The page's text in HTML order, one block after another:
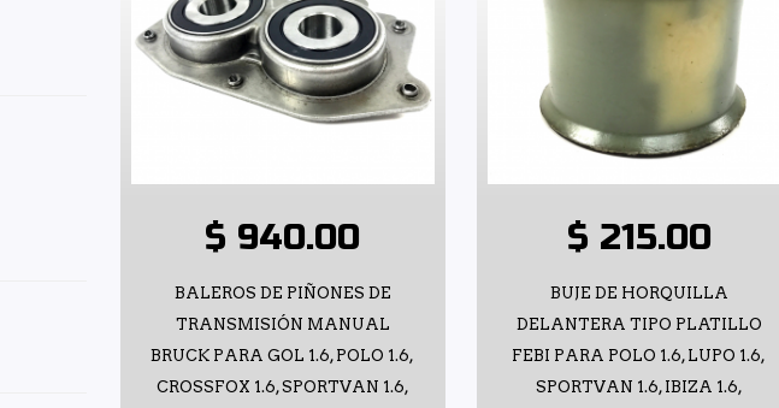
$ 940.00
BALEROS DE PIÑONES DE
TRANSMISIÓN MANUAL
BRUCK PARA GOL 1.6, POLO 1.6,
CROSSFOX 1.6, SPORTVAN 1.6,
$ 215.00
BUJE DE HORQUILLA
DELANTERA TIPO PLATILLO
FEBI PARA POLO 1.6, LUPO 1.6,
SPORTVAN 1.6, IBIZA 1.6,